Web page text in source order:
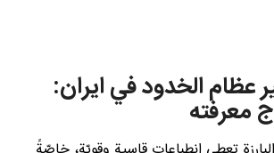
عظام الخدود في ايران:
معرفته